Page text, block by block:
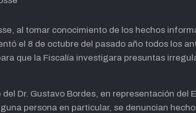
al tomar conocimiento de los hechos
el 8 de octubre del pasado año todos los
que la Fiscalía investigara presuntas
Dr. Gustavo Bordes, en representación del
persona en particular, se denuncian